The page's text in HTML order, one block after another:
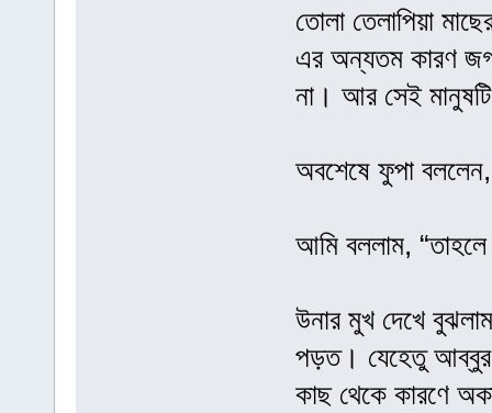
তোলা তেলাপিয়া
এর অন্যতম কারণ
না। আর সেই
অবশেষে ফুপা
আমি বললাম, “তাহলে
উনার মুখ দেখে
পড়ত। যেহেতু আব্বুর
কাছ থেকে কারণে